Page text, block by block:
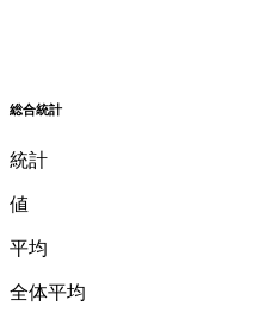
総合統計
統計
値
平均
全体平均